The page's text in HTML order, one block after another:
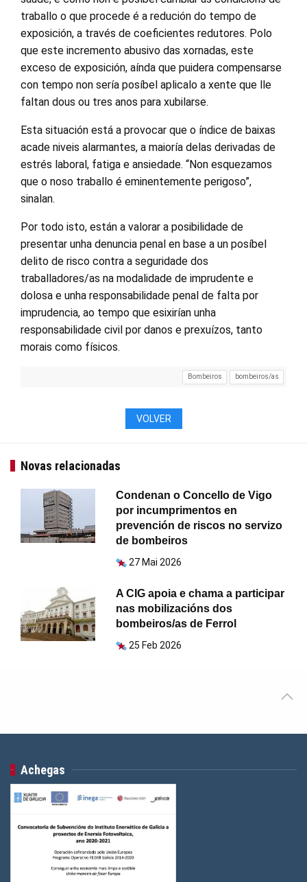
traballo o que procede é a redución do tempo de
exposición, a través de coeficientes redutores. Polo
que este incremento abusivo das xornadas, este
exceso de exposición, aínda que puidera compensarse
con tempo non sería posíbel aplicalo a xente que lle
faltan dous ou tres anos para xubilarse.
Esta situación está a provocar que o índice de baixas
acade niveis alarmantes, a maioría delas derivadas de
estrés laboral, fatiga e ansiedade. “Non esquezamos
que o noso traballo é eminentemente perigoso”,
sinalan.
Por todo isto, están a valorar a posibilidade de
presentar unha denuncia penal en base a un posíbel
delito de risco contra a seguridade dos
traballadores/as na modalidade de imprudente e
dolosa e unha responsabilidade penal de falta por
imprudencia, ao tempo que esixirían unha
responsabilidade civil por danos e prexuízos, tanto
morais como físicos.
Bombeiros bombeiros/as
VOLVER
Novas relacionadas
Condenan o Concello de Vigo
por incumprimentos en
prevención de riscos no servizo
de bombeiros
27 Mai 2026
A CIG apoia e chama a participar
nas mobilizacións dos
bombeiros/as de Ferrol
25 Feb 2026
Achegas